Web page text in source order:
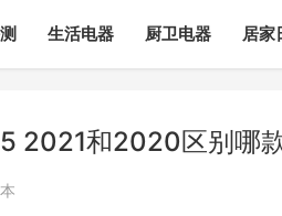
生活电器 厨卫电器 居家
2021和2020区别哪